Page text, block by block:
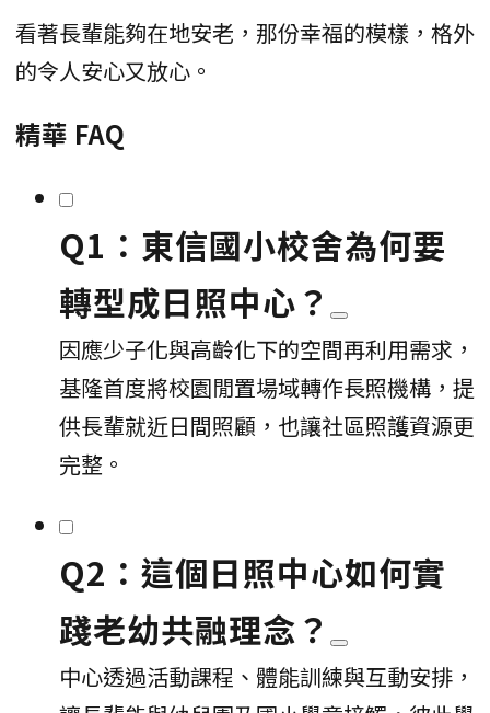
看著長輩能夠在地安老，那份幸福的模樣，格外
的令人安心又放心。
精華 FAQ
Q1：東信國小校舍為何要
轉型成日照中心？
因應少子化與高齡化下的空間再利用需求，
基隆首度將校園閒置場域轉作長照機構，提
供長輩就近日間照顧，也讓社區照護資源更
完整。
Q2：這個日照中心如何實
踐老幼共融理念？
中心透過活動課程、體能訓練與互動安排，